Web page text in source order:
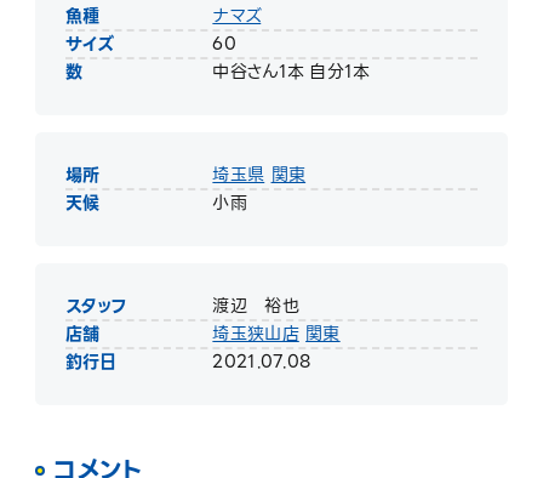
魚種
ナマズ
サイズ
60
数
中谷さん1本 自分1本
場所 埼玉県 関東
天候
小雨
スタッフ
渡辺 裕也
店舗
埼玉狭山店 関東
釣行日
2021.07.08